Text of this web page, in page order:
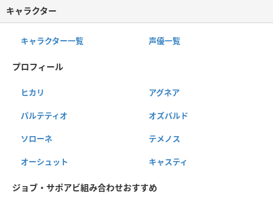
キャラクター
キャラクター一覧 声優一覧
プロフィール
ヒカリ アグネア
パルテティオ オズバルド
ソローネ テメノス
オーシュット キャスティ
ジョブ・サポアビ組み合わせおすすめ